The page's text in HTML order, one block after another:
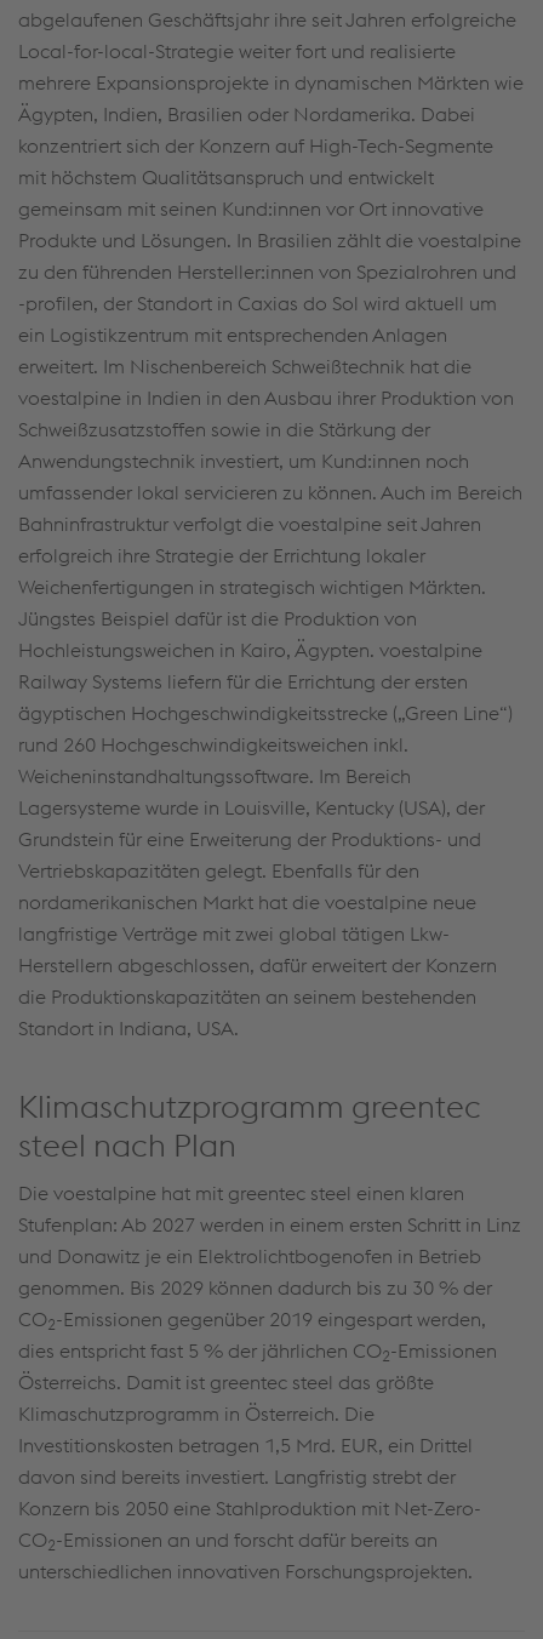
abgelaufenen Geschäftsjahr ihre seit Jahren erfolgreiche
Local-for-local-Strategie weiter fort und realisierte
mehrere Expansionsprojekte in dynamischen Märkten wie
Ägypten, Indien, Brasilien oder Nordamerika. Dabei
konzentriert sich der Konzern auf High-Tech-Segmente
mit höchstem Qualitätsanspruch und entwickelt
gemeinsam mit seinen Kund:innen vor Ort innovative
Produkte und Lösungen. In Brasilien zählt die voestalpine
zu den führenden Hersteller:innen von Spezialrohren und
-profilen, der Standort in Caxias do Sol wird aktuell um
ein Logistikzentrum mit entsprechenden Anlagen
erweitert. Im Nischenbereich Schweißtechnik hat die
voestalpine in Indien in den Ausbau ihrer Produktion von
Schweißzusatzstoffen sowie in die Stärkung der
Anwendungstechnik investiert, um Kund:innen noch
umfassender lokal servicieren zu können. Auch im Bereich
Bahninfrastruktur verfolgt die voestalpine seit Jahren
erfolgreich ihre Strategie der Errichtung lokaler
Weichenfertigungen in strategisch wichtigen Märkten.
Jüngstes Beispiel dafür ist die Produktion von
Hochleistungsweichen in Kairo, Ägypten. voestalpine
Railway Systems liefern für die Errichtung der ersten
ägyptischen Hochgeschwindigkeitsstrecke („Green Line“)
rund 260 Hochgeschwindigkeitsweichen inkl.
Weicheninstandhaltungssoftware. Im Bereich
Lagersysteme wurde in Louisville, Kentucky (USA), der
Grundstein für eine Erweiterung der Produktions- und
Vertriebskapazitäten gelegt. Ebenfalls für den
nordamerikanischen Markt hat die voestalpine neue
langfristige Verträge mit zwei global tätigen Lkw-
Herstellern abgeschlossen, dafür erweitert der Konzern
die Produktionskapazitäten an seinem bestehenden
Standort in Indiana, USA.
Klimaschutzprogramm greentec
steel nach Plan
Die voestalpine hat mit greentec steel einen klaren
Stufenplan: Ab 2027 werden in einem ersten Schritt in Linz
und Donawitz je ein Elektrolichtbogenofen in Betrieb
genommen. Bis 2029 können dadurch bis zu 30 % der
CO2-Emissionen gegenüber 2019 eingespart werden,
dies entspricht fast 5 % der jährlichen CO2-Emissionen
Österreichs. Damit ist greentec steel das größte
Klimaschutzprogramm in Österreich. Die
Investitionskosten betragen 1,5 Mrd. EUR, ein Drittel
davon sind bereits investiert. Langfristig strebt der
Konzern bis 2050 eine Stahlproduktion mit Net-Zero-
CO2-Emissionen an und forscht dafür bereits an
unterschiedlichen innovativen Forschungsprojekten.